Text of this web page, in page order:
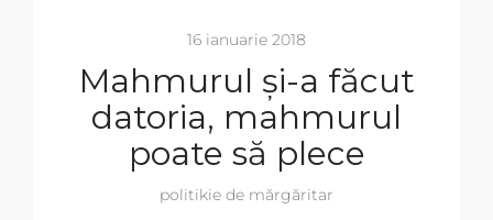
16 ianuarie 2018
Mahmurul și-a făcut
datoria, mahmurul
poate să plece
politikie de mărgăritar